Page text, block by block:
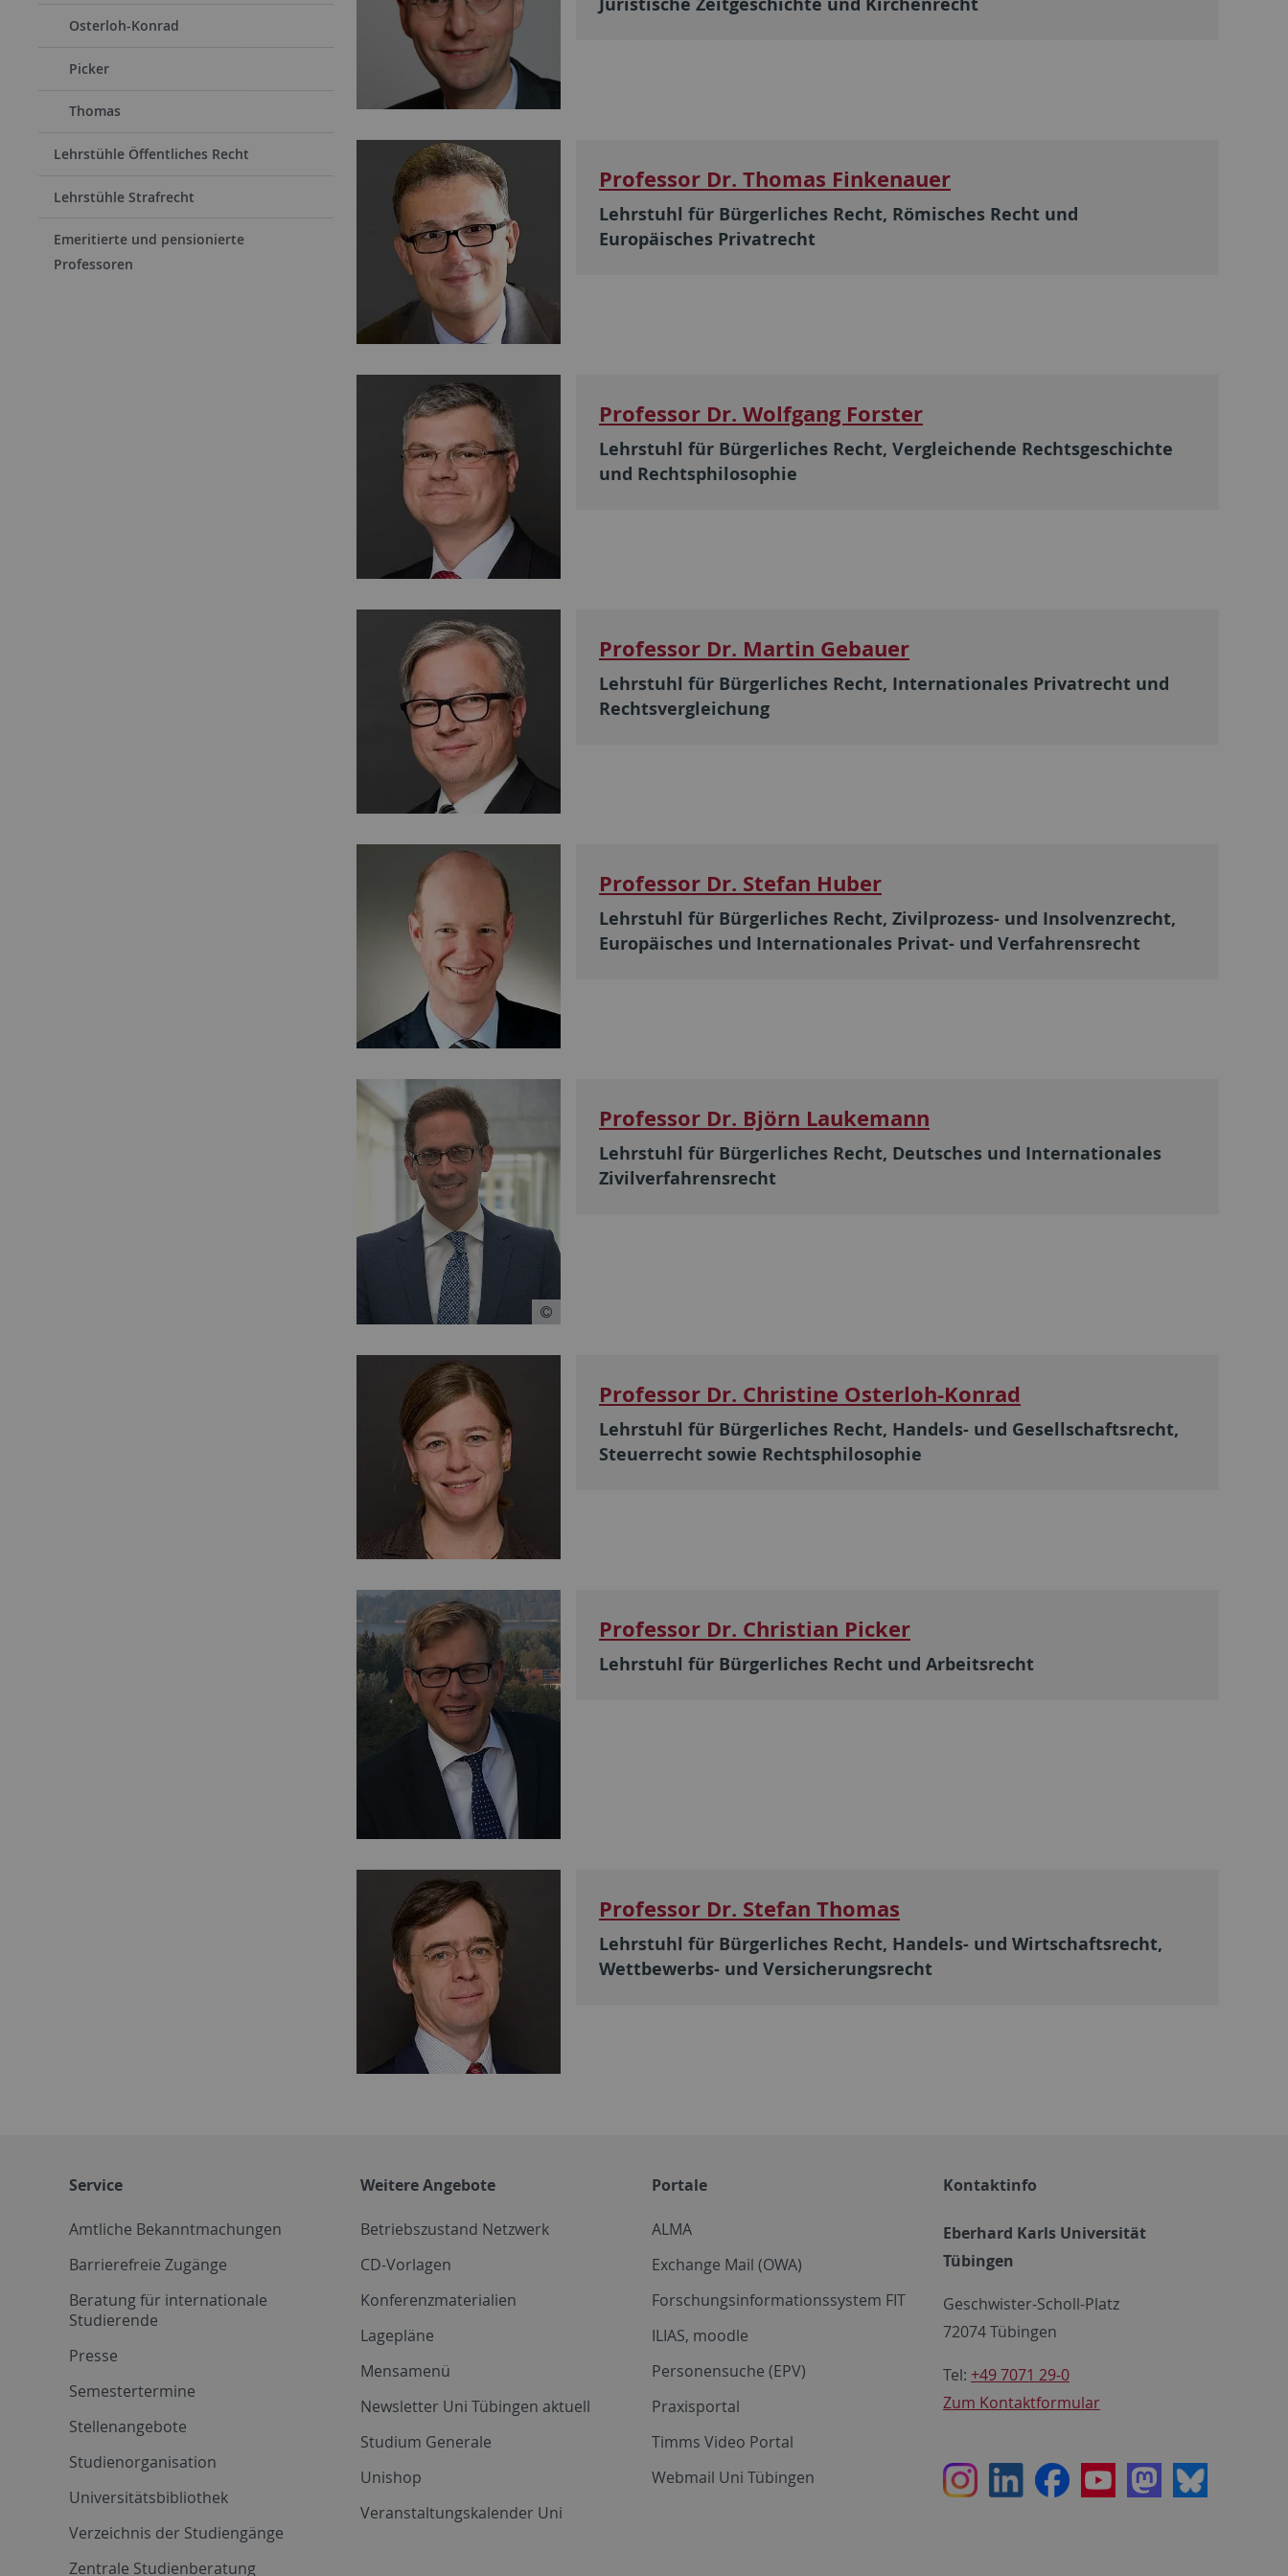
Osterloh-Konrad
Picker
Thomas
Lehrstühle Öffentliches Recht
Lehrstühle Strafrecht
Emeritierte und pensionierte
Professoren
Professor Dr. Thomas Finkenauer
Lehrstuhl für Bürgerliches Recht, Römisches Recht und
Europäisches Privatrecht
Professor Dr. Wolfgang Forster
Lehrstuhl für Bürgerliches Recht, Vergleichende Rechtsgeschichte
und Rechtsphilosophie
Professor Dr. Martin Gebauer
Lehrstuhl für Bürgerliches Recht, Internationales Privatrecht und
Rechtsvergleichung
Professor Dr. Stefan Huber
Lehrstuhl für Bürgerliches Recht, Zivilprozess- und Insolvenzrecht,
Europäisches und Internationales Privat- und Verfahrensrecht
Professor Dr. Björn Laukemann
Lehrstuhl für Bürgerliches Recht, Deutsches und Internationales
Zivilverfahrensrecht
Professor Dr. Christine Osterloh-Konrad
Lehrstuhl für Bürgerliches Recht, Handels- und Gesellschaftsrecht,
Steuerrecht sowie Rechtsphilosophie
Professor Dr. Christian Picker
Lehrstuhl für Bürgerliches Recht und Arbeitsrecht
Professor Dr. Stefan Thomas
Lehrstuhl für Bürgerliches Recht, Handels- und Wirtschaftsrecht,
Wettbewerbs- und Versicherungsrecht
Service
Amtliche Bekanntmachungen
Barrierefreie Zugänge
Beratung für internationale
Studierende
Presse
Semestertermine
Stellenangebote
Studienorganisation
Universitätsbibliothek
Verzeichnis der Studiengänge
Zentrale Studienberatung
Weitere Angebote
Betriebszustand Netzwerk
CD-Vorlagen
Konferenzmaterialien
Lagepläne
Mensamenü
Newsletter Uni Tübingen aktuell
Studium Generale
Unishop
Veranstaltungskalender Uni
Portale
ALMA
Exchange Mail (OWA)
Forschungsinformationssystem FIT
ILIAS, moodle
Personensuche (EPV)
Praxisportal
Timms Video Portal
Webmail Uni Tübingen
Kontaktinfo
Eberhard Karls Universität
Tübingen
Geschwister-Scholl-Platz
72074 Tübingen
Tel: +49 7071 29-0
Zum Kontaktformular
InstagramLinkedInFacebookYoutubeMastodon
Bluesky